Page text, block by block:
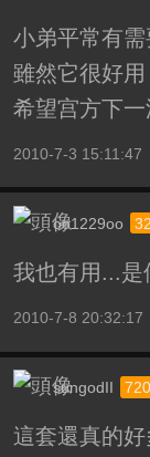
小弟平常有
雖然它很好
希望宫方下
2010-7-3 15:11:47
oo1229oo
我也有用...是
2010-7-8 20:32:17
sungodII
這套還真的